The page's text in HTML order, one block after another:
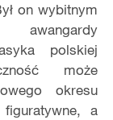
on wybitnym
awangardy
polskiej
może
okresu
a